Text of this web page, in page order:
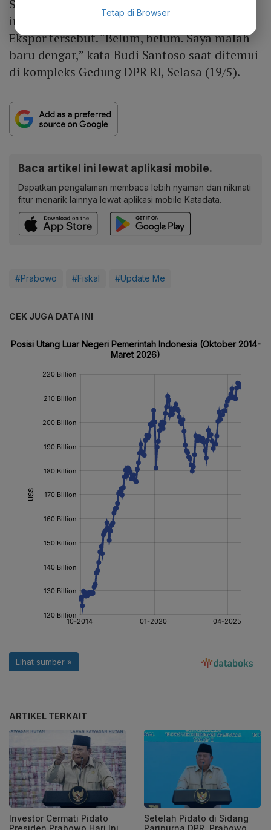
Santoso mengatakan ia belum mendapatkan
informasi mengenai pembentukan Badan
Ekspor tersebut. “Belum, belum. Saya malah
baru dengar,” kata Budi Santoso saat ditemui
di kompleks Gedung DPR RI, Selasa (19/5).
Baca artikel ini lewat aplikasi mobile.
Dapatkan pengalaman membaca lebih nyaman dan nikmati
fitur menarik lainnya lewat aplikasi mobile Katadata.
#Prabowo #Fiskal #Update Me
CEK JUGA DATA INI
ARTIKEL TERKAIT
Investor Cermati Pidato
Presiden Prabowo Hari Ini,
Setelah Pidato di Sidang
Paripurna DPR, Prabowo
Tetap di Browser